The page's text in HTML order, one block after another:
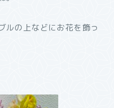
ルの上などにお花を飾っ